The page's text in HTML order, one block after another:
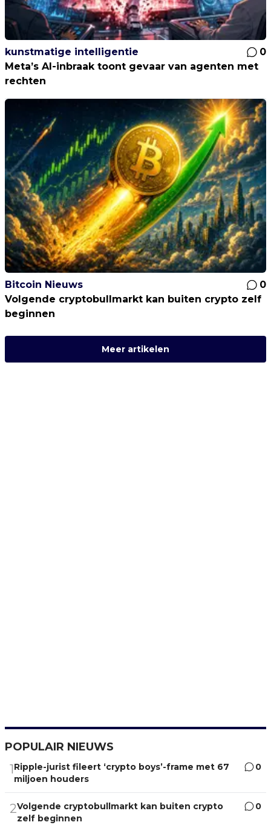
kunstmatige intelligentie
0
Meta’s AI-inbraak toont gevaar van agenten met
rechten
Bitcoin Nieuws
0
Volgende cryptobullmarkt kan buiten crypto zelf
beginnen
Meer artikelen
POPULAIR NIEUWS
1Ripple-jurist fileert ‘crypto boys’-frame met 67
miljoen houders
0
2Volgende cryptobullmarkt kan buiten crypto
zelf beginnen
0